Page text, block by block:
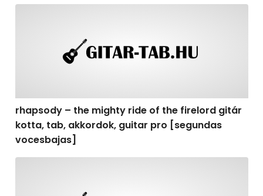
rhapsody – the mighty ride of the firelord gitár
kotta, tab, akkordok, guitar pro [segundas
vocesbajas]